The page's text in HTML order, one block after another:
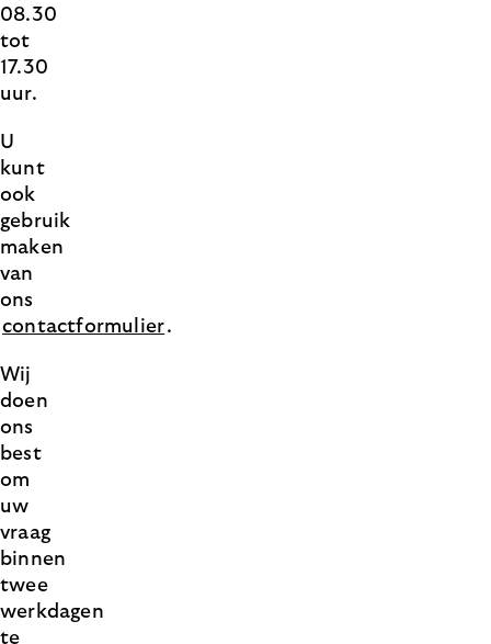
08.30
tot
17.30
uur.
U
kunt
ook
gebruik
maken
van
ons
contactformulier.
Wij
doen
ons
best
om
uw
vraag
binnen
twee
werkdagen
te